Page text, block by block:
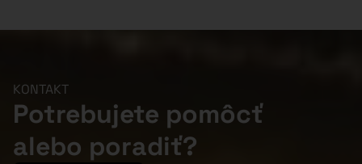
KONTAKT
Potrebujete pomôcť
alebo poradiť?